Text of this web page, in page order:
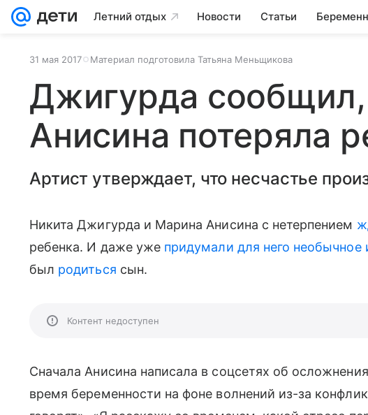
Летний отдых Новости Статьи
31 мая 2017 Материал подготовила Татьяна Меньщикова
Джигурда сообщил,
Анисина потеряла
Артист утверждает, что несчастье
Никита Джигурда и Марина Анисина с нетерпением
ребенка. И даже уже придумали для него необычное
был родиться сын.
Контент недоступен
Сначала Анисина написала в соцсетях об
время беременности на фоне волнений из-за